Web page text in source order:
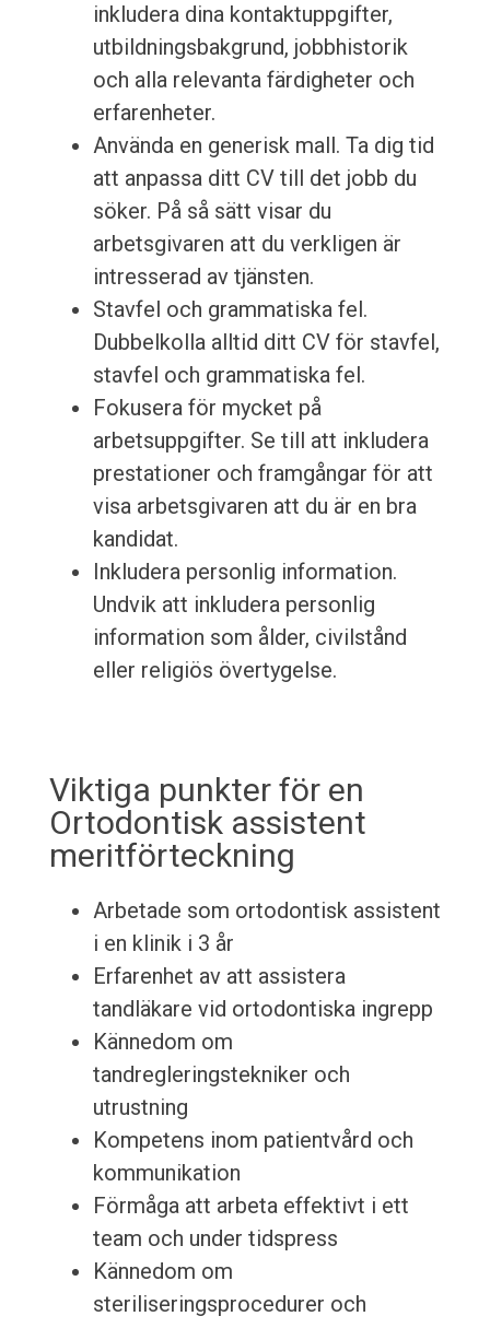
inkludera dina kontaktuppgifter,
utbildningsbakgrund, jobbhistorik
och alla relevanta färdigheter och
erfarenheter.
Använda en generisk mall. Ta dig tid
att anpassa ditt CV till det jobb du
söker. På så sätt visar du
arbetsgivaren att du verkligen är
intresserad av tjänsten.
Stavfel och grammatiska fel.
Dubbelkolla alltid ditt CV för stavfel,
stavfel och grammatiska fel.
Fokusera för mycket på
arbetsuppgifter. Se till att inkludera
prestationer och framgångar för att
visa arbetsgivaren att du är en bra
kandidat.
Inkludera personlig information.
Undvik att inkludera personlig
information som ålder, civilstånd
eller religiös övertygelse.
Viktiga punkter för en
Ortodontisk assistent
meritförteckning
Arbetade som ortodontisk assistent
i en klinik i 3 år
Erfarenhet av att assistera
tandläkare vid ortodontiska ingrepp
Kännedom om
tandregleringstekniker och
utrustning
Kompetens inom patientvård och
kommunikation
Förmåga att arbeta effektivt i ett
team och under tidspress
Kännedom om
steriliseringsprocedurer och